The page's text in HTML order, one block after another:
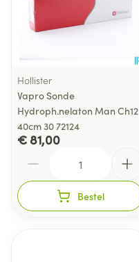
Hollister
Vapro Sonde
Hydroph.nelaton Man Ch12
40cm 30 72124
€ 81,00
Bestel